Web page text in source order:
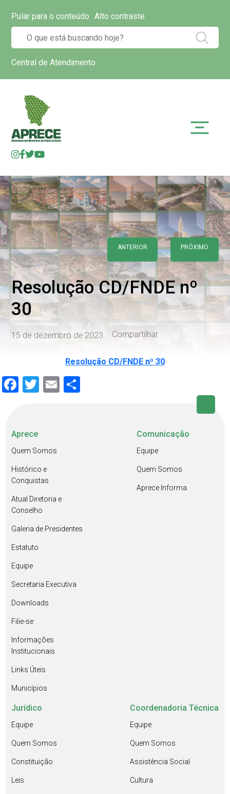
Pular para o conteúdo Alto contraste
Central de Atendimento
ANTERIOR PRÓXIMO
Resolução CD/FNDE nº
30
15 de dezembro de 2023 Compartilhar
Resolução CD/FNDE nº 30
Facebook
Twitter
Email
Aprece
Quem Somos
Histórico e
Conquistas
Atual Diretoria e
Conselho
Galeria de Presidentes
Estatuto
Equipe
Secretaria Executiva
Downloads
Filie-se
Informações
Institucionais
Links Úteis
Municípios
Comunicação
Equipe
Quem Somos
Aprece Informa
Jurídico
Equipe
Quem Somos
Constituição
Leis
Coordenadoria Técnica
Equipe
Quem Somos
Assistência Social
Cultura